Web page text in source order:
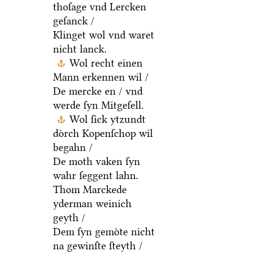
thoſage vnd Lercken
geſanck /
Klinget wol vnd waret
nicht lanck.
Wol recht einen
Mann erkennen wil /
De mercke en / vnd
werde ſyn Mitgeſell.
Wol ſick ytzundt
doͤrch Kopenſchop wil
begahn /
De moth vaken ſyn
wahr ſeggent lahn.
Thom Marckede
yderman weinich
geyth /
Dem ſyn gemoͤte nicht
na gewinſte ſteyth /